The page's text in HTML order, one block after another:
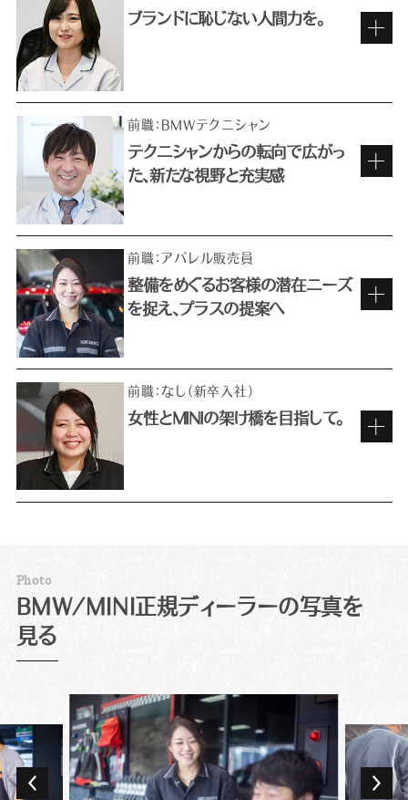
車が好き、人が好き。だから楽しめる仕事
昔から車好きで、特に欧州車ディーラーで働きた
くて選んだ仕事ですが、実は当初、一般に「フロン
ト」と呼ばれる業務がディーラーにあることを知
りませんでした。漠然と販売職のイメージを持っ
て応募したものの、面接で詳しく話を聞いて、お
客様の修理・点検の依頼に対応し、テクニシャン
（整備士）との間に立つサービス・アドバイザー
対応件数は日によってまちまちですが、週末には
10組近いお客様をご案内することも。点検・整備
で来店されたお客様の車のお預かりから返却ま
るため、「車が好きで、人が好き」という人には非
常におもしろい環境だと思います。
ブランドに恥じない人間力を。
BMWを背負うブランド・アンバサダー
として。
とえば仕事帰りにコンビニに立ち寄ったときも、
常にBMWのブランド・イメージを崩さないよう
ビスが必要です。言葉遣いや立ち居振る舞いで
もお手本のようなお客様がたくさんいらっしゃい
ますので、日々勉強させていただいています。た
だし、誰にでも同じ対応が良いとは限りません。
ブランドといっても、人対人のお仕事です。フラ
前職：BMWテクニシャン
テクニシャンからの転向で広がっ
た、新たな視野と充実感
充実した研修のもと、初めての接客へ
11年間、BMW Group正規ディーラーでテクニ
シャンを務め、3年前に「お客様に直接関わる仕事
ーに転向しました。整備士からの転職者は多い職
種ながら、当初はやはり感覚の違いが大きかった
ですね。目の前にある車に全力を注ぐテクニシャ
ンとは異なり、サービス・アドバイザーに必要な
のは店舗全体の動きを捉えていく目です。作業
前職：アパレル販売員
整備をめぐるお客様の潜在ニーズ
を捉え、プラスの提案へ
前職での販売員としての経験を活かして
大好きなMINIのディーラーで働きたい！と以前
から転職先を探していて、求人を見つけて迷わず
前職：なし（新卒入社）
女性とMINIの架け橋を目指して。
MINIを求める女性客の頼れる存在に。
Photo
BMW/MINI正規ディーラーの写真を
見る